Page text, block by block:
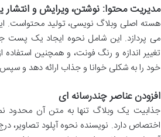
مدیریت محتوا: نوشتن، ویرایش و انتشار
هسته اصلی وبلاگ نویسی، تولید محتواست.
می پردازد. این شامل نحوه ایجاد یک پست
تغییر اندازه و رنگ فونت، و همچنین
خود را به شکلی خوانا و جذاب ارائه دهد و
افزودن عناصر چندرسانه ای
جذابیت یک وبلاگ تنها به متن آن
اختصاص دارد. نویسنده نحوه آپلود تصاویر،